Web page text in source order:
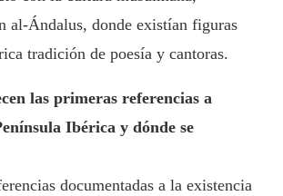
al-Ándalus, donde existían figuras
tradición de poesía y cantoras.
las primeras referencias a
Ibérica y dónde se
documentadas a la existencia